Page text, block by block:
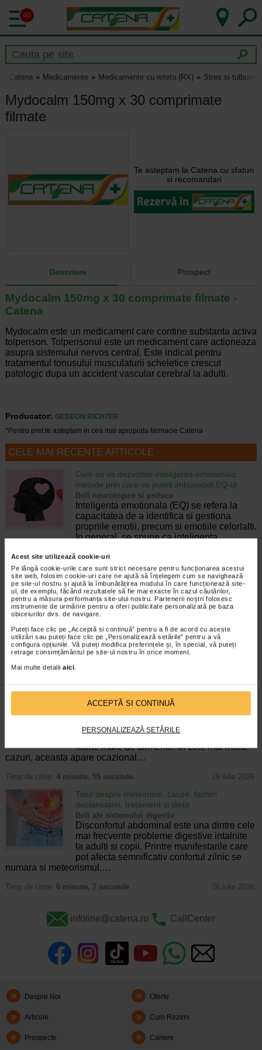
Acest site utilizează cookie-uri
Pe lângă cookie-urile care sunt strict necesare pentru funcționarea acestui
site web, folosim cookie-uri care ne ajută să înțelegem cum se navighează
pe site-ul nostru și ajută la îmbunătățirea modului în care funcționează site-
ul, de exemplu, făcând rezultatele să fie mai exacte în cazul căutărilor,
pentru a măsura performanța site-ului nostru. Partenerii noștri folosesc
instrumente de urmărire pentru a oferi publicitate personalizată pe baza
obiceiurilor dvs. de navigare.
Puteți face clic pe „Acceptă si continuă” pentru a fi de acord cu aceste
utilizări sau puteți face clic pe „Personalizează setările” pentru a vă
configura opțiunile. Vă puteți modifica preferințele și, în special, vă puteți
retrage consimțământul pe site-ul nostru în orice moment.
Mai multe detalii aici.
ACCEPTĂ SI CONTINUĂ
PERSONALIZEAZĂ SETĂRILE
40
Catena Medicamente Medicamente cu reteta (RX) Stres si tulburari
Mydocalm 150mg x 30 comprimate
filmate
Te asteptam la Catena cu sfaturi
si recomandari
Descriere Prospect
Mydocalm 150mg x 30 comprimate filmate -
Catena
Mydocalm este un medicament care contine substanta activa
tolperison. Tolperisonul este un medicament care actioneaza
asupra sistemului nervos central. Este indicat pentru
tratamentul tonusului musculaturii scheletice crescut
patologic dupa un accident vascular cerebral la adulti.
Producator: GEDEON RICHTER
*Pentru pret te asteptam in cea mai apropiata farmacie Catena
CELE MAI RECENTE ARTICOLE
Cum sa va dezvoltati inteligenta emotionala:
metode prin care va puteti imbunatati EQ-ul
Boli neurologice si psihice
Inteligenta emotionala (EQ) se refera la
capacitatea de a identifica si gestiona
propriile emotii, precum si emotiile celorlalti.
In general, se spune ca inteligenta
Timp de citire:4 minute, 30 secunde 5 august 2026
Enurezis: cauze, factori declansatori si solutii
Sistem urinar
Enurezisul este termenul medical pentru
pierderea accidentala de urina, de obicei in
timpul somnului. Este o afectiune frecventa
atat in randul copiilor, cat si al adultilor.
Enurezisul este considerat…
Timp de citire:4 minute, 32 secunde
Senzatia de prea plin: cand indica o afectiune si
cum o tratati
Boli ale sistemului digestiv
Multi oameni au experimentat macar o data
dupa masa o senzatie de prea plin, chiar si
atunci cand nu au consumat o cantitate
foarte mare de alimente. In cele mai multe
cazuri, aceasta apare ocazional…
Timp de citire: 4 minute, 55 secunde 26 iulie 2026
Totul despre meteorism: cauze, factori
declansatori, tratament si dieta
Boli ale sistemului digestiv
Disconfortul abdominal este una dintre cele
mai frecvente probleme digestive intalnite
la adulti si copii. Printre manifestarile care
pot afecta semnificativ confortul zilnic se
numara si meteorismul,…
Timp de citire: 6 minute, 7 secunde 26 iulie 2026
infoline@catena.ro CallCenter
Despre Noi Oferte
Articole Cum Rezerv
Prospecte Cariere